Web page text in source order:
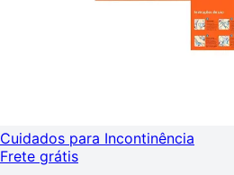
Cuidados para Incontinência
Frete grátis